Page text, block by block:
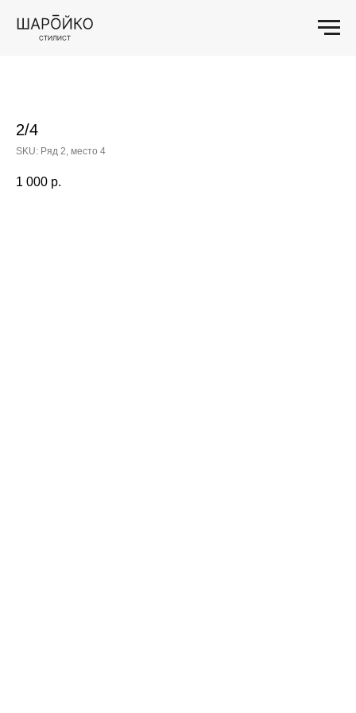
2/4
SKU: Ряд 2, место 4
1 000 р.